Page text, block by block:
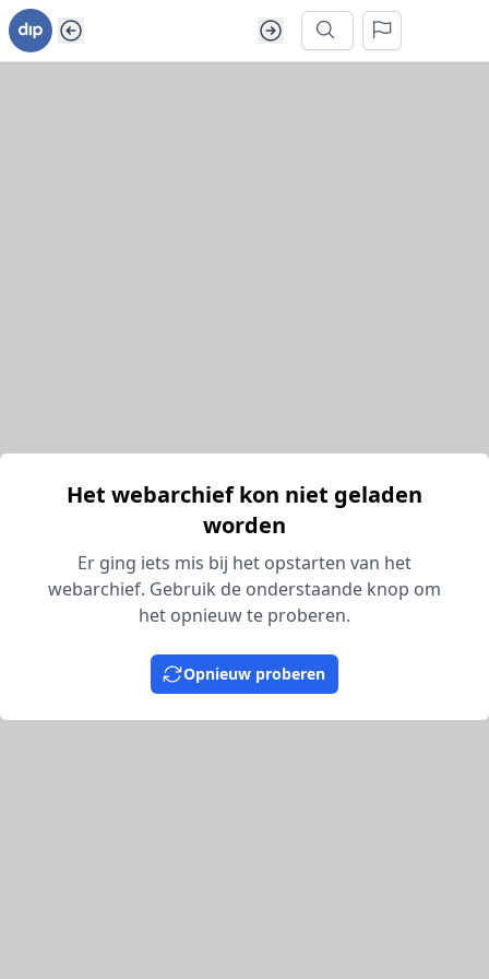
Ga naar inhoud van webarchief
Zoek in dit webarchief
Het webarchief kon niet geladen
worden
Er ging iets mis bij het opstarten van het
webarchief. Gebruik de onderstaande knop om
het opnieuw te proberen.
Opnieuw proberen